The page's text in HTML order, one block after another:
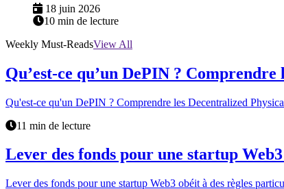
18 juin 2026
10 min de lecture
Weekly Must-ReadsView All
Qu’est-ce qu’un DePIN ?
Qu'est-ce qu'un DePIN ? Comprendre les Decentralized
11 min de lecture
Lever des fonds pour une startup
Lever des fonds pour une startup Web3 obéit à des règles